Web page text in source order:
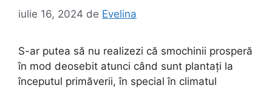
iulie 16, 2024 de Evelina
S-ar putea să nu realizezi că smochinii prosperă
în mod deosebit atunci când sunt plantați la
începutul primăverii, în special în climatul